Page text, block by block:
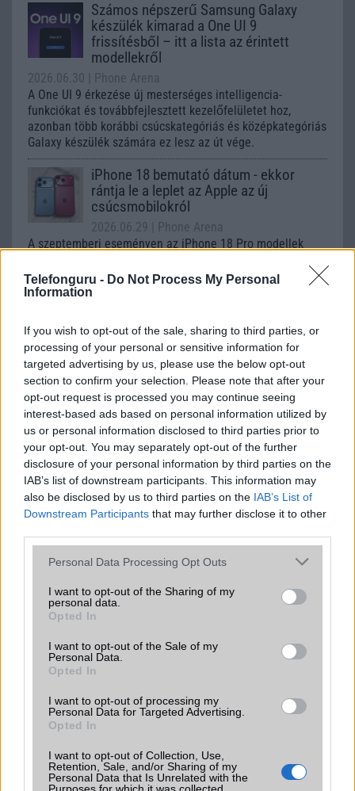
Telefonguru - Do Not Process My Personal
Information
If you wish to opt-out of the sale, sharing to third parties, or
processing of your personal or sensitive information for
targeted advertising by us, please use the below opt-out
section to confirm your selection. Please note that after your
opt-out request is processed you may continue seeing
interest-based ads based on personal information utilized by
us or personal information disclosed to third parties prior to
your opt-out. You may separately opt-out of the further
disclosure of your personal information by third parties on the
IAB’s list of downstream participants. This information may
also be disclosed by us to third parties on the IAB’s List of
Downstream Participants that may further disclose it to other
Please note that this website/app uses one or more Google
not limited to your visit or usage behaviour. You may click to
grant or deny consent to Google and its third-party tags to
use your data for below specified purposes in below Google
consent section.
Personal Data Processing Opt Outs
I want to opt-out of the Sharing of my
personal data.
Opted In
I want to opt-out of the Sale of my
Personal Data.
Opted In
I want to opt-out of processing my
Personal Data for Targeted Advertising.
Opted In
I want to opt-out of Collection, Use,
Retention, Sale, and/or Sharing of my
Personal Data that Is Unrelated with the
Számos népszerű Samsung Galaxy
készülék kimarad a One UI 9
frissítésből – itt a lista az érintett
modellekről
2026.06.30
| Phone Arena
A One UI 9 érkezése új mesterséges intelligencia-
funkciókat és továbbfejlesztett kezelőfelületet hoz,
azonban több korábbi csúcskategóriás és középkategóriás
Galaxy készülék számára ez lesz az út vége.
iPhone 18 bemutató dátum - ekkor
rántja le a leplet az Apple az új
csúcsmobilokról
2026.06.29
| Phone Arena
A szeptemberi eseményen az iPhone 18 Pro modellek
bemutatkozhat, miközben az áremelésekről szóló
találgatások továbbra is beárnyékolják a rajtot.
Az Android rejtett automatizmusai: hat
funkció, amely észrevétlenül könnyíti
meg a mindennapokat
2026.06.14| Android Police
Sok felhasználó külön alkalmazásokra esküszik, pedig az
Android már évek óta olyan intelligens funkciókat kínál,
amelyek maguktól dolgoznak a háttérben.
Ez a rejtett Samsung funkció teljesen
megváltoztatja a mobilhasználatot –
sokan mégsem tudnak róla
2026.07.12 | Android Central
Az Edge Panel az egyik leghasznosabb funkció, amely
miközben a Pixel telefonokból továbbra is hiányzik.
KAPCSOLÓDÓ HÍREK
Így néz ki a Galaxy S21 tokban
Íme a hivatalos Galaxy S21, S21 + és S21 Ultra előzetesek
Ezekkel a tokokkal védd a Galaxy S21-et!
Színek tömkelegével jönnek az új Samsungok